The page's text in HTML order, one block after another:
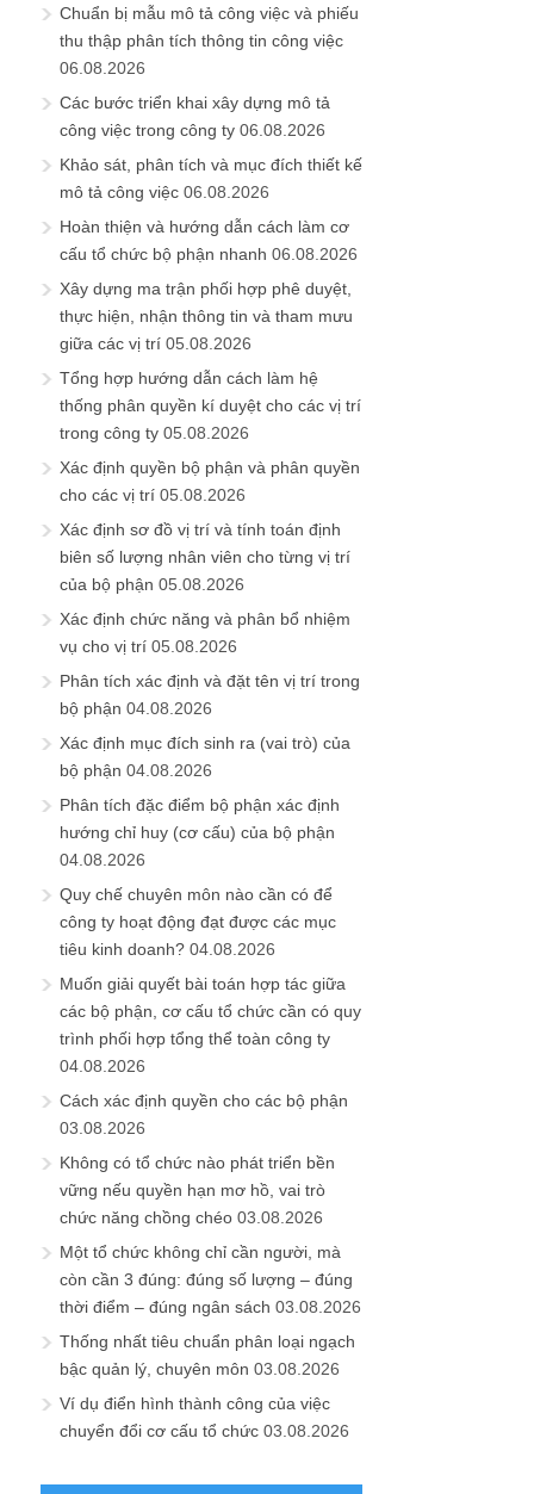
Chuẩn bị mẫu mô tả công việc và phiếu
thu thập phân tích thông tin công việc
06.08.2026
Các bước triển khai xây dựng mô tả
công việc trong công ty 06.08.2026
Khảo sát, phân tích và mục đích thiết kế
mô tả công việc 06.08.2026
Hoàn thiện và hướng dẫn cách làm cơ
cấu tổ chức bộ phận nhanh 06.08.2026
Xây dựng ma trận phối hợp phê duyệt,
thực hiện, nhận thông tin và tham mưu
giữa các vị trí 05.08.2026
Tổng hợp hướng dẫn cách làm hệ
thống phân quyền kí duyệt cho các vị trí
trong công ty 05.08.2026
Xác định quyền bộ phận và phân quyền
cho các vị trí 05.08.2026
Xác định sơ đồ vị trí và tính toán định
biên số lượng nhân viên cho từng vị trí
của bộ phận 05.08.2026
Xác định chức năng và phân bổ nhiệm
vụ cho vị trí 05.08.2026
Phân tích xác định và đặt tên vị trí trong
bộ phận 04.08.2026
Xác định mục đích sinh ra (vai trò) của
bộ phận 04.08.2026
Phân tích đặc điểm bộ phận xác định
hướng chỉ huy (cơ cấu) của bộ phận
04.08.2026
Quy chế chuyên môn nào cần có để
công ty hoạt động đạt được các mục
tiêu kinh doanh? 04.08.2026
Muốn giải quyết bài toán hợp tác giữa
các bộ phận, cơ cấu tổ chức cần có quy
trình phối hợp tổng thể toàn công ty
04.08.2026
Cách xác định quyền cho các bộ phận
03.08.2026
Không có tổ chức nào phát triển bền
vững nếu quyền hạn mơ hồ, vai trò
chức năng chồng chéo 03.08.2026
Một tổ chức không chỉ cần người, mà
còn cần 3 đúng: đúng số lượng – đúng
thời điểm – đúng ngân sách 03.08.2026
Thống nhất tiêu chuẩn phân loại ngạch
bậc quản lý, chuyên môn 03.08.2026
Ví dụ điển hình thành công của việc
chuyển đổi cơ cấu tổ chức 03.08.2026